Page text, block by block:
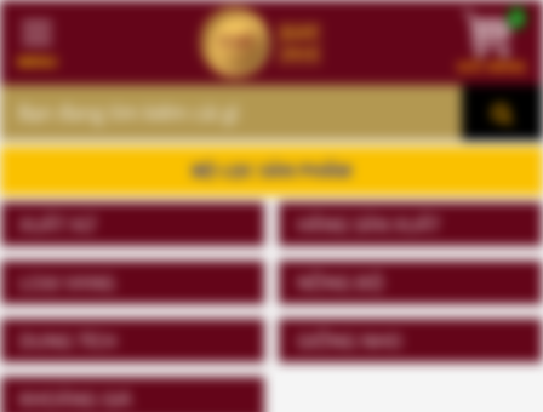
MENU
0
GIỎ HÀNG
MENU
BỘ LỌC SẢN PHẨM
XUẤT XỨ HÃNG SẢN XUẤT
LOẠI VANG NỒNG ĐỘ
DUNG TÍCH GIỐNG NHO
KHOẢNG GIÁ